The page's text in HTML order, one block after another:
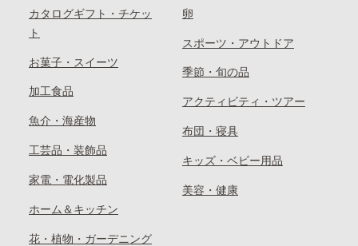
カタログギフト・チケッ
ト
お菓子・スイーツ
加工食品
魚介・海産物
工芸品・装飾品
家電・電化製品
ホーム＆キッチン
花・植物・ガーデニング
卵
スポーツ・アウトドア
季節・旬の品
アクティビティ・ツアー
布団・寝具
キッズ・ベビー用品
美容・健康